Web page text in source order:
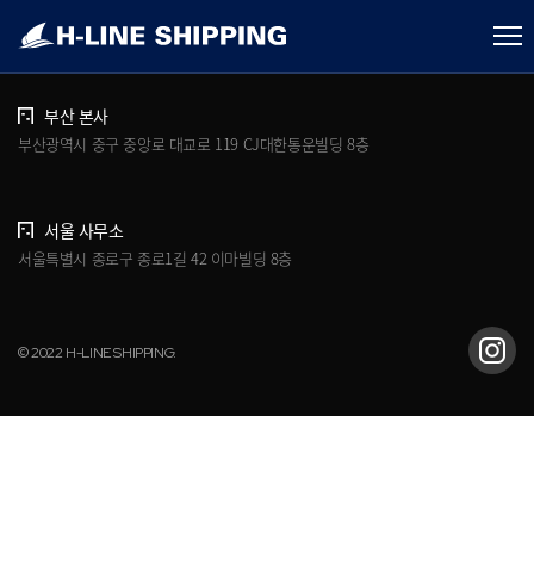
개인정보처리방침 브로슈어 다운로드
부산 본사
부산광역시 중구 중앙로 대교로 119 CJ대한통운빌딩 8층
서울 사무소
서울특별시 종로구 종로1길 42 이마빌딩 8층
© 2022 H-LINE SHIPPING.